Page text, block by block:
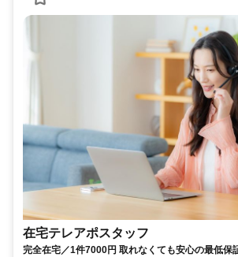
在宅テレアポスタッフ
完全在宅／1件7000円 取れなくても安心の最低保